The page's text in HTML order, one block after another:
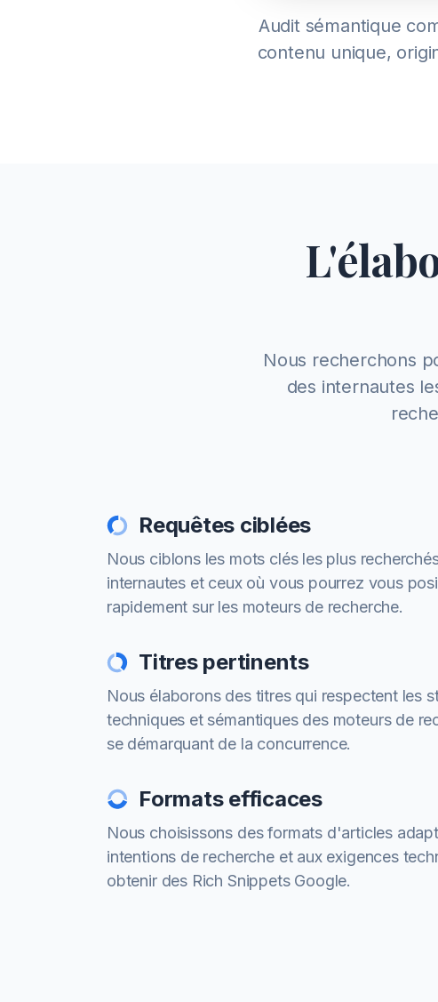
Audit sémantique
contenu unique,
Nous recherchons
des internautes
Requêtes ciblées
Nous ciblons les mots clés les plus
internautes et ceux où vous pourrez vous
rapidement sur les moteurs de recherche.
Titres pertinents
Nous élaborons des titres qui respectent les
techniques et sémantiques des moteurs de
se démarquant de la concurrence.
Formats efficaces
Nous choisissons des formats d'articles
intentions de recherche et aux exigences
obtenir des Rich Snippets Google.